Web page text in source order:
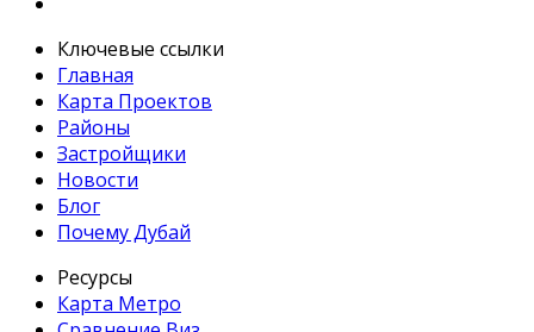
Ключевые ссылки
Главная
Карта Проектов
Районы
Застройщики
Новости
Блог
Почему Дубай
Ресурсы
Карта Метро